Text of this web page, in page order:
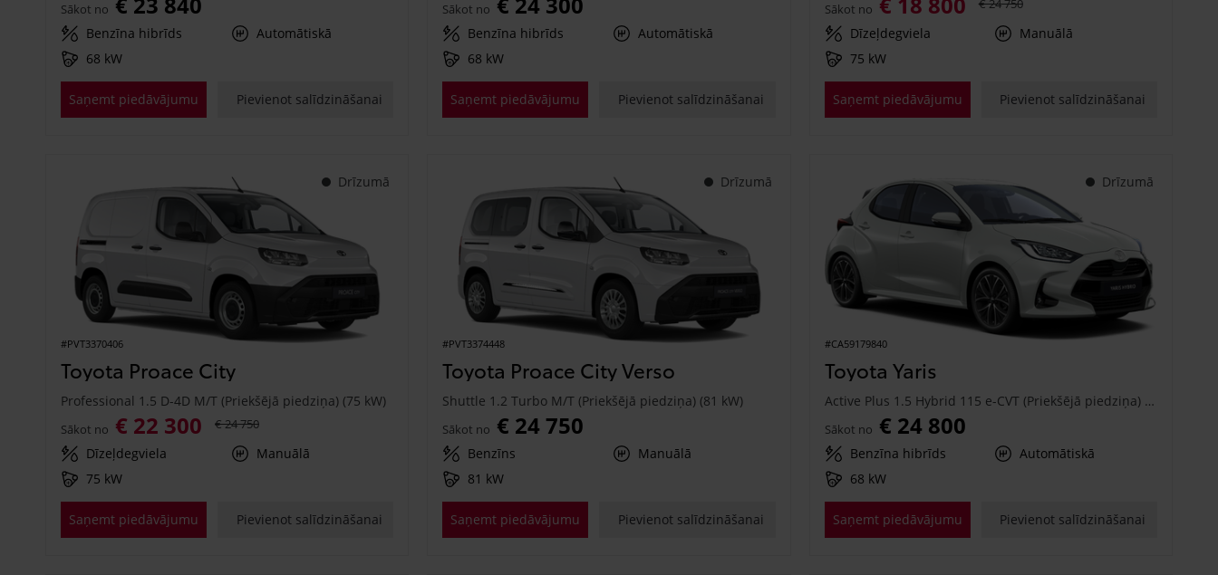
Sākot no
Benzīna hibrīds
Automātiskā
68 kW
Saņemt piedāvājumu Pievienot salīdzināšanai
Sākot no
Benzīna hibrīds
Automātiskā
68 kW
Saņemt piedāvājumu Pievienot salīdzināšanai
Sākot no € 24 750
Dīzeļdegviela
Manuālā
75 kW
Saņemt piedāvājumu Pievienot salīdzināšanai
Drīzumā
#PVT3370406
Toyota Proace City
Professional 1.5 D-4D M/T (Priekšējā piedziņa) (75 kW)
Sākot no € 22 300 € 24 750
Dīzeļdegviela
Manuālā
75 kW
Saņemt piedāvājumu Pievienot salīdzināšanai
Drīzumā
#PVT3374448
Toyota Proace City Verso
Shuttle 1.2 Turbo M/T (Priekšējā piedziņa) (81 kW)
Sākot no € 24 750
Benzīns
Manuālā
81 kW
Saņemt piedāvājumu Pievienot salīdzināšanai
Drīzumā
#CA59179840
Toyota Yaris
Active Plus 1.5 Hybrid 115 e-CVT (Priekšējā piedziņa) (68 kW)
Sākot no € 24 800
Benzīna hibrīds
Automātiskā
68 kW
Saņemt piedāvājumu Pievienot salīdzināšanai